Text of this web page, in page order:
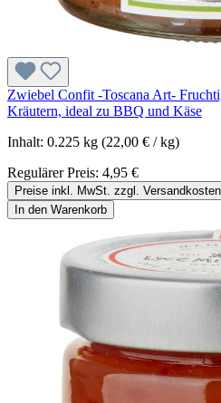
Zwiebel Confit -Toscana Art-
Kräutern, ideal zu BBQ und Käse
Inhalt: 0.225 kg (22,00 € / kg)
Regulärer Preis: 4,95 €
Preise inkl. MwSt. zzgl. Versandkosten
In den Warenkorb